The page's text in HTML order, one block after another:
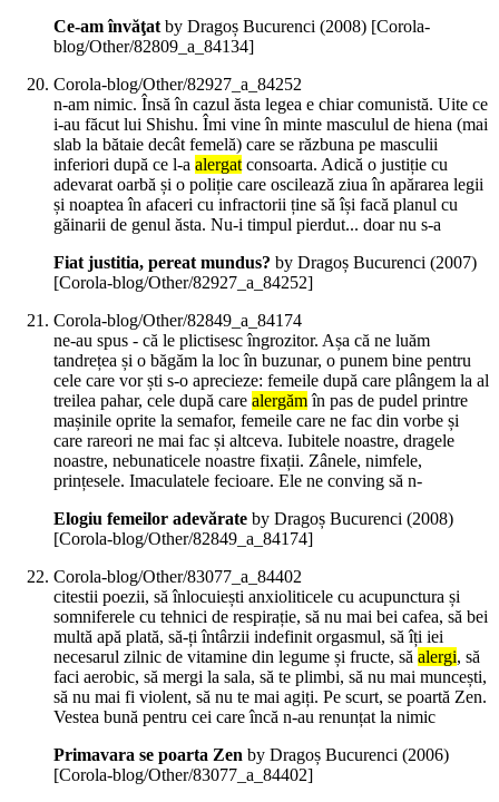
Ce-am învăţatby Dragoș Bucurenci (2008) [Corola-
blog/Other/82809_a_84134]
Corola-blog/Other/82927_a_84252
n-am nimic. Însă în cazul ăsta legea e chiar comunistă. Uite ce
i-au făcut lui Shishu. Îmi vine în minte masculul de hiena (mai
slab la bătaie decât femelă) care se răzbuna pe masculii
inferiori după ce l-a alergatconsoarta. Adică o justiție cu
adevarat oarbă și o poliție care oscilează ziua în apărarea legii
și noaptea în afaceri cu infractorii ține să își facă planul cu
găinarii de genul ăsta. Nu-i timpul pierdut... doar nu s-a
Fiat justitia, pereat mundus? by Dragoș Bucurenci (2007)
[Corola-blog/Other/82927_a_84252]
Corola-blog/Other/82849_a_84174
ne-au spus - că le plictisesc îngrozitor. Așa că ne luăm
tandrețea și o băgăm la loc în buzunar, o punem bine pentru
cele care vor ști s-o aprecieze: femeile după care plângem la al
treilea pahar, cele după care alergămîn pas de pudel printre
mașinile oprite la semafor, femeile care ne fac din vorbe și
care rareori ne mai fac și altceva. Iubitele noastre, dragele
noastre, nebunaticele noastre fixații. Zânele, nimfele,
prințesele. Imaculatele fecioare. Ele ne conving să n-
Elogiu femeilor adevărate by Dragoș Bucurenci (2008)
[Corola-blog/Other/82849_a_84174]
Corola-blog/Other/83077_a_84402
citestii poezii, să înlocuiești anxioliticele cu acupunctura și
somniferele cu tehnici de respirație, să nu mai bei cafea, să bei
multă apă plată, să-ți întârzii indefinit orgasmul, să îți iei
necesarul zilnic de vitamine din legume și fructe, să alergi, să
faci aerobic, să mergi la sala, să te plimbi, să nu mai muncești,
să nu mai fi violent, să nu te mai agiți. Pe scurt, se poartă Zen.
Vestea bună pentru cei care încă n-au renunțat la nimic
Primavara se poarta Zen by Dragoș Bucurenci (2006)
[Corola-blog/Other/83077_a_84402]